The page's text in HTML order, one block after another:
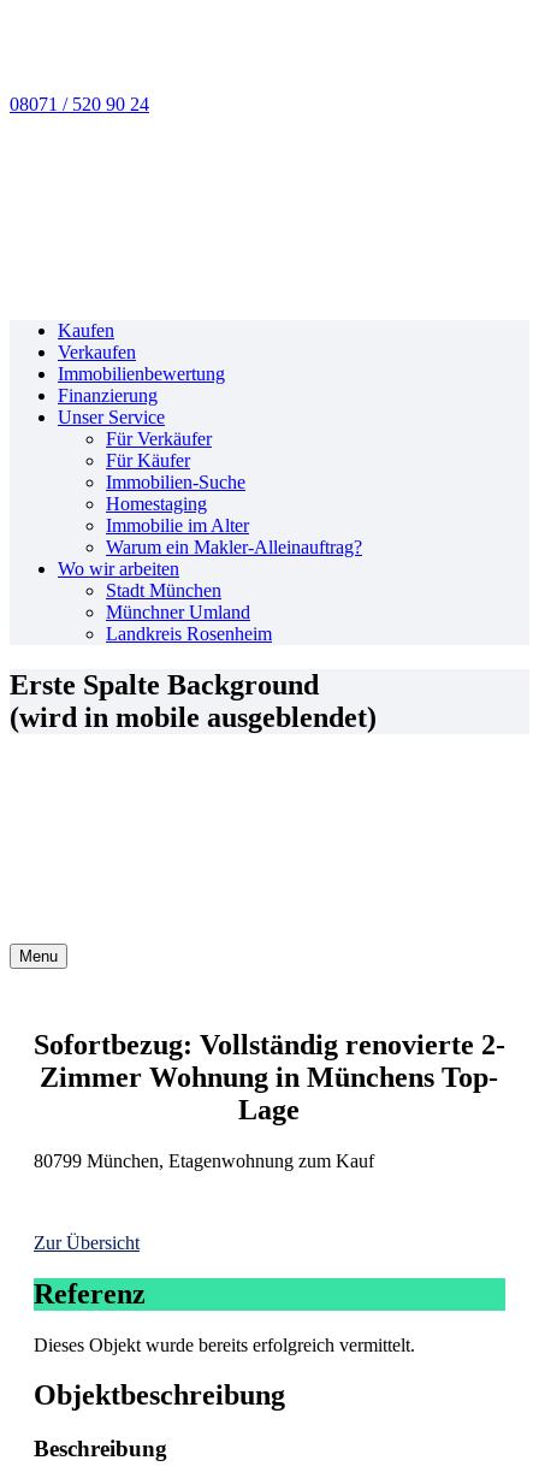
08071 / 520 90 24
Kaufen
Verkaufen
Immobilienbewertung
Finanzierung
Unser Service
Für Verkäufer
Für Käufer
Immobilien-Suche
Homestaging
Immobilie im Alter
Warum ein Makler-Alleinauftrag?
Wo wir arbeiten
Stadt München
Münchner Umland
Landkreis Rosenheim
Erste Spalte Background
(wird in mobile ausgeblendet)
Menu
Sofortbezug: Vollständig renovierte 2-
Zimmer Wohnung in Münchens Top-
Lage
80799 München, Etagenwohnung zum Kauf
Zur Übersicht
Referenz
Dieses Objekt wurde bereits erfolgreich vermittelt.
Objekt­beschreibung
Beschreibung